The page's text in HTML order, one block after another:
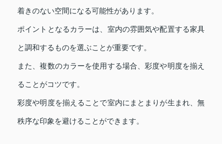
着きのない空間になる可能性があります。
ポイントとなるカラーは、室内の雰囲気や配置する家具
と調和するものを選ぶことが重要です。
また、複数のカラーを使用する場合、彩度や明度を揃え
ることがコツです。
彩度や明度を揃えることで室内にまとまりが生まれ、無
秩序な印象を避けることができます。